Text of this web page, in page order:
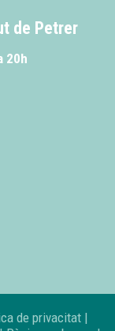
de Petrer
20h
de privacitat |